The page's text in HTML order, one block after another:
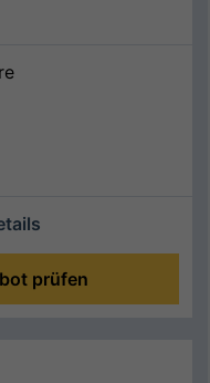
prüfen